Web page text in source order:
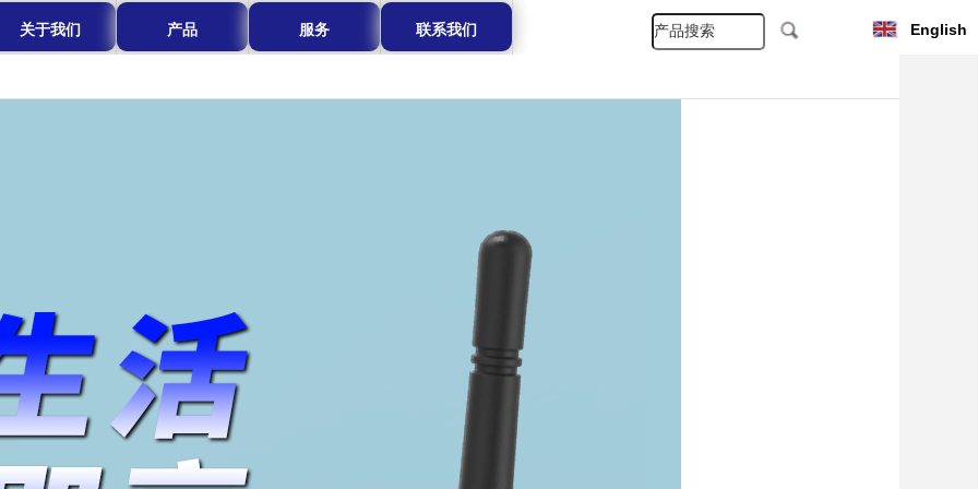
关于我们 产品 服务 联系我们 English